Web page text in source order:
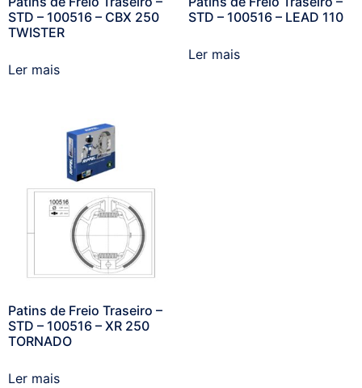
STD – 100516 – CBX 250
TWISTER
Ler mais
STD – 100516 – LEAD 110
Ler mais
Patins de Freio Traseiro –
STD – 100516 – XR 250
TORNADO
Ler mais